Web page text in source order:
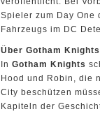
Spieler zum Day One
Fahrzeugs im DC
Über Gotham Knights
In Gotham Knights
Hood und Robin, die
City beschützen
Kapiteln der